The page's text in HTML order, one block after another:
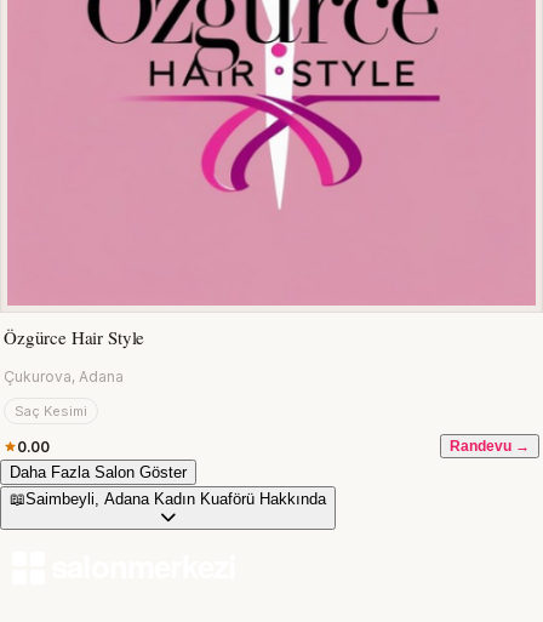
Özgürce Hair Style
Çukurova, Adana
Saç Kesimi
0.00 Randevu →
Daha Fazla Salon Göster
📖Saimbeyli, Adana Kadın Kuaförü Hakkında